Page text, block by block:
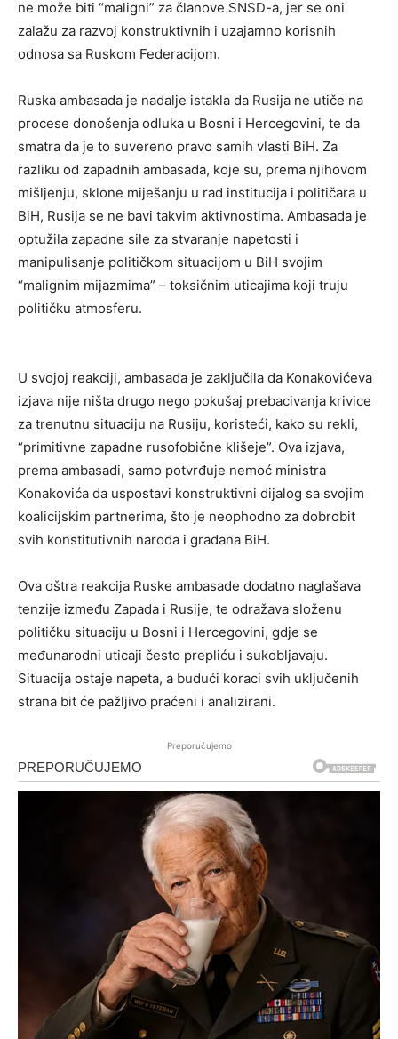
ne može biti “maligni” za članove SNSD-a, jer se oni
zalažu za razvoj konstruktivnih i uzajamno korisnih
odnosa sa Ruskom Federacijom.
Ruska ambasada je nadalje istakla da Rusija ne utiče na
procese donošenja odluka u Bosni i Hercegovini, te da
smatra da je to suvereno pravo samih vlasti BiH. Za
razliku od zapadnih ambasada, koje su, prema njihovom
mišljenju, sklone miješanju u rad institucija i političara u
BiH, Rusija se ne bavi takvim aktivnostima. Ambasada je
optužila zapadne sile za stvaranje napetosti i
manipulisanje političkom situacijom u BiH svojim
“malignim mijazmima” – toksičnim uticajima koji truju
političku atmosferu.
U svojoj reakciji, ambasada je zaključila da Konakovićeva
izjava nije ništa drugo nego pokušaj prebacivanja krivice
za trenutnu situaciju na Rusiju, koristeći, kako su rekli,
“primitivne zapadne rusofobične klišeje”. Ova izjava,
prema ambasadi, samo potvrđuje nemoć ministra
Konakovića da uspostavi konstruktivni dijalog sa svojim
koalicijskim partnerima, što je neophodno za dobrobit
svih konstitutivnih naroda i građana BiH.
Ova oštra reakcija Ruske ambasade dodatno naglašava
tenzije između Zapada i Rusije, te odražava složenu
političku situaciju u Bosni i Hercegovini, gdje se
međunarodni uticaji često prepliću i sukobljavaju.
Situacija ostaje napeta, a budući koraci svih uključenih
strana bit će pažljivo praćeni i analizirani.
Preporučujemo